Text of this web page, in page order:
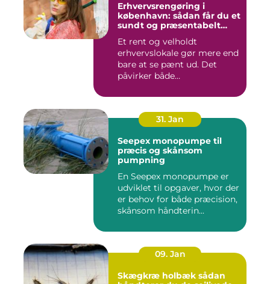
Erhvervsrengøring i
københavn: sådan får du et
sundt og præsentabelt
Et rent og velholdt
erhvervslokale gør mere end
bare at se pænt ud. Det
påvirker både
31. Jan
Seepex monopumpe til
præcis og skånsom
pumpning
En Seepex monopumpe er
udviklet til opgaver, hvor der
er behov for både præcision,
skånsom håndterin...
09. Jan
Skægkræ holbæk sådan